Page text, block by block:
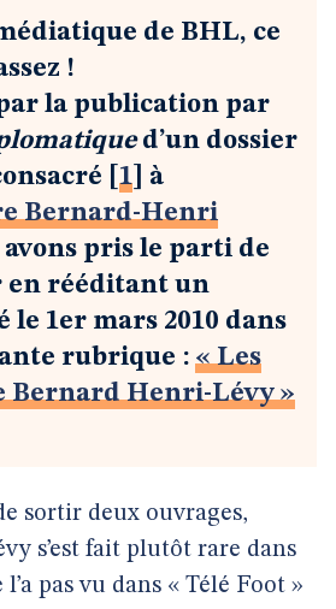
de BHL, ce
!
la publication par
d’un dossier
1
à
Bernard-Henri
avons pris le parti de
rééditant un
1er mars 2010 dans
rubrique : « Les
Bernard Henri-Lévy »
sortir deux ouvrages,
s’est fait plutôt rare dans
pas vu dans « Télé Foot »